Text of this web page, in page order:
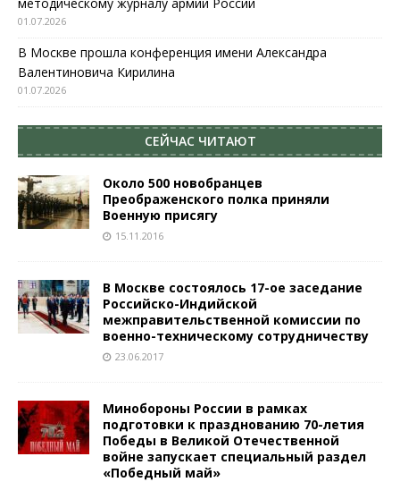
01.07.2026
В Москве прошла конференция имени Александра
Валентиновича Кирилина
01.07.2026
СЕЙЧАС ЧИТАЮТ
Около 500 новобранцев
Преображенского полка приняли
Военную присягу
15.11.2016
В Москве состоялось 17-ое заседание
Российско-Индийской
межправительственной комиссии по
военно-техническому сотрудничеству
23.06.2017
Минобороны России в рамках
подготовки к празднованию 70-летия
Победы в Великой Отечественной
войне запускает специальный раздел
«Победный май»